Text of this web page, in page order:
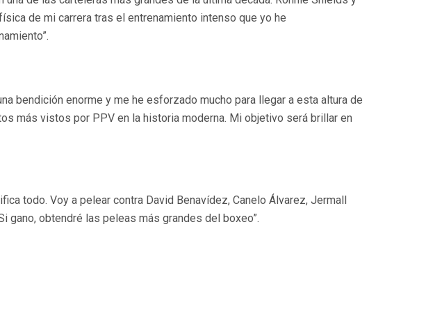
de mi carrera tras el entrenamiento intenso que yo he
bendición enorme y me he esforzado mucho para llegar a esta altura de
más vistos por PPV en la historia moderna. Mi objetivo será brillar en
todo. Voy a pelear contra David Benavídez, Canelo Álvarez, Jermall
gano, obtendré las peleas más grandes del boxeo”.